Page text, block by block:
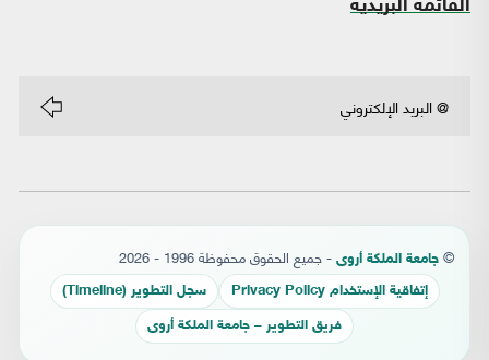
القائمة البريدية
© جامعة الملكة أروى - جميع الحقوق محفوظة 1996 - 2026
إتفاقية الإستخدام Privacy Policy سجل التطوير (Timeline)
فريق التطوير – جامعة الملكة أروى